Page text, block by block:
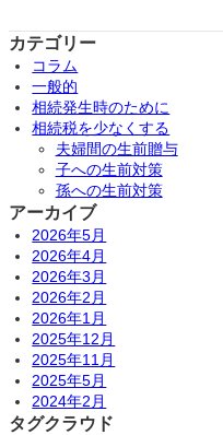
カテゴリー
コラム
一般的
相続発生時のために
相続税を少なくする
夫婦間の生前贈与
子への生前対策
孫への生前対策
アーカイブ
2026年5月
2026年4月
2026年3月
2026年2月
2026年1月
2025年12月
2025年11月
2025年5月
2024年2月
タグクラウド